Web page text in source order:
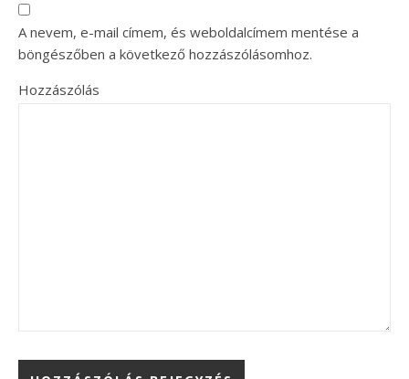
A nevem, e-mail címem, és weboldalcímem mentése a
böngészőben a következő hozzászólásomhoz.
Hozzászólás